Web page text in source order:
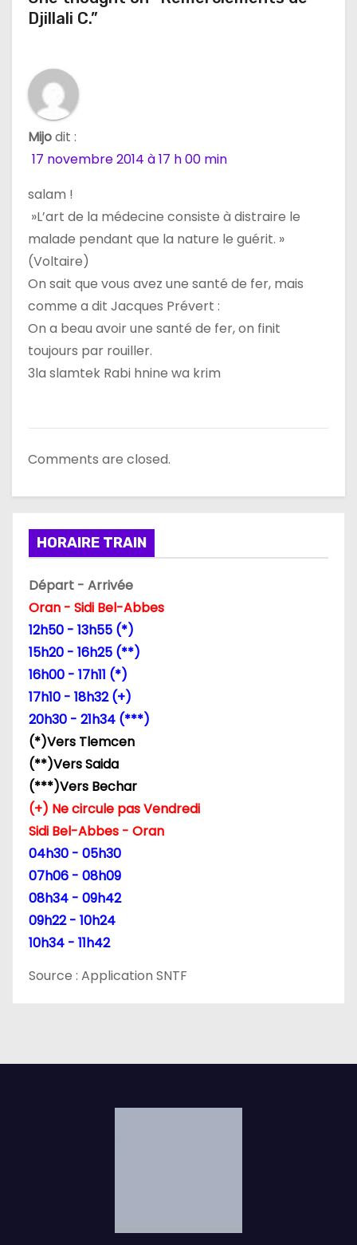
o
n
d
e
a
r
t
e
Djillali C.”
Mijodit :
17 novembre 2014 à 17 h 00 min
salam !
»L’art de la médecine consiste à distraire le
malade pendant que la nature le guérit. »
(Voltaire)
On sait que vous avez une santé de fer, mais
comme a dit Jacques Prévert :
On a beau avoir une santé de fer, on finit
toujours par rouiller.
3la slamtek Rabi hnine wa krim
Comments are closed.
HORAIRE TRAIN
Départ - Arrivée
Oran - Sidi Bel-Abbes
12h50 - 13h55 (*)
15h20 - 16h25 (**)
16h00 - 17h11 (*)
17h10 - 18h32 (+)
20h30 - 21h34 (***)
(*)Vers Tlemcen
(**)Vers Saida
(***)Vers Bechar
(+) Ne circule pas Vendredi
Sidi Bel-Abbes - Oran
04h30 - 05h30
07h06 - 08h09
08h34 - 09h42
09h22 - 10h24
10h34 - 11h42
Source : Application SNTF